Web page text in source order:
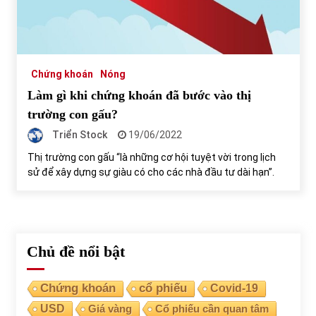
Tự doanh ngày 3.6.2022: CTCK mua ròng 28,7 tỷ đồng
Top 10 tỷ phú giàu nhất thế giới – Bảng xếp hạng 2022
Bất ổn từ các cuộc đấu giá đất ở Thanh Hoá
31/05/2022
S&P Ratings cập nhật xếp hạng tín nhiệm của
Vietcombank và Eximbank
31/05/2022
Chứng khoán Nóng
Làm gì khi chứng khoán đã bước vào thị
trường con gấu?
Triển Stock
19/06/2022
Thị trường con gấu “là những cơ hội tuyệt vời trong lịch
sử để xây dựng sự giàu có cho các nhà đầu tư dài hạn”.
Chủ đề nổi bật
Chứng khoán cổ phiếu
Covid-19
USD
Giá vàng Cổ phiếu cần quan tâm